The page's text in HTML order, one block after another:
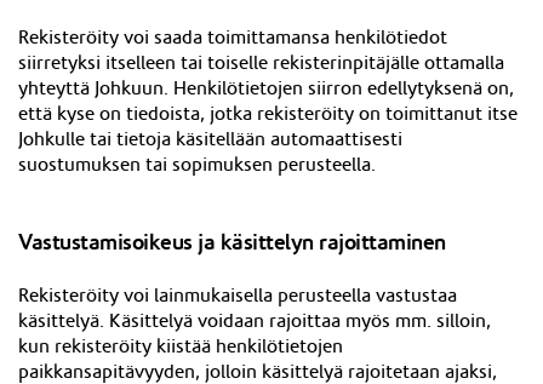
Rekisteröity voi saada toimittamansa henkilötiedot
siirretyksi itselleen tai toiselle rekisterinpitäjälle ottamalla
yhteyttä Johkuun. Henkilötietojen siirron edellytyksenä on,
että kyse on tiedoista, jotka rekisteröity on toimittanut itse
Johkulle tai tietoja käsitellään automaattisesti
suostumuksen tai sopimuksen perusteella.
Vastustamisoikeus ja käsittelyn rajoittaminen
Rekisteröity voi lainmukaisella perusteella vastustaa
käsittelyä. Käsittelyä voidaan rajoittaa myös mm. silloin,
kun rekisteröity kiistää henkilötietojen
paikkansapitävyyden, jolloin käsittelyä rajoitetaan ajaksi,